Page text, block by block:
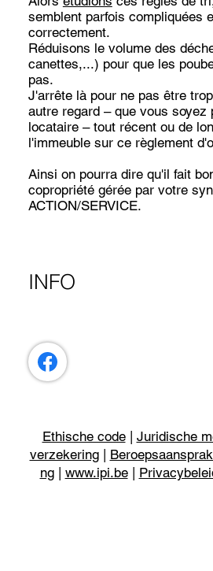
semblent parfois compliquées
correctement.
Réduisons le volume des
canettes,...) pour que les
pas.
J'arrête là pour ne pas être
autre regard – que vous soyez
locataire – tout récent ou de
l'immeuble sur ce règlement
Ainsi on pourra dire qu'il fait
copropriété gérée par votre
ACTION/SERVICE.
INFO
Ethische code| Juridische
verzekering|
ng| www.ipi.be|